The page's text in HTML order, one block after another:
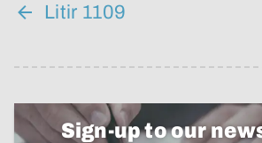
Litir 1109
Sign-up to our